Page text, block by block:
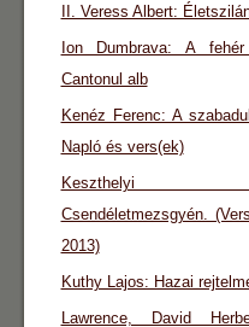
II. Veress Albert:
Ion Dumbrava: A
Cantonul alb
Kenéz Ferenc: A
Napló és vers(ek)
Keszthelyi
Csendéletmezsgyén.
2013)
Kuthy Lajos: Hazai
Lawrence, David